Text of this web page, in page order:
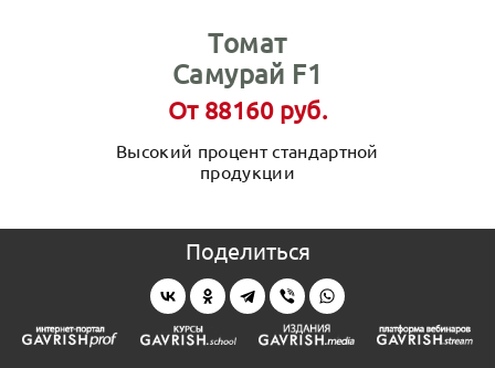
Томат
Самурай F1
От 88160 руб.
Высокий процент стандартной
продукции
Поделиться